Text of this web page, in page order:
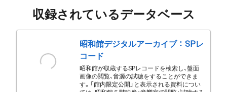
収録されているデータベース
昭和館デジタルアーカイブ ： SPレ
コード
昭和館が収蔵するSPレコードを検索し、盤面
画像の閲覧、音源の試聴をすることができま
す。「館内限定公開」と表示される資料につい